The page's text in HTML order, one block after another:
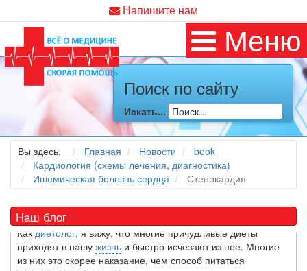
Напишите нам
Меню
Поиск по сайту
Искать...
Вы здесь: Главная Новости
book
Кардиология (схемы лечения, диагностика)
Ишемическая болезнь сердца
Стенокардия
Наш блог
Как я заболел во время локдауна?
Это странная ситуация: вы соблюдали все меры
предосторожности COVID-19 (вы почти все время дома),
но, тем не менее, вы каким-то образом простудились. Вы
можете задаться...
5 причин обратить внимание на средиземноморскую диету
Какдиетолог, я вижу, что многие причудливые диеты
приходят в нашужизньи быстро исчезают из нее. Многие
из них это скорее наказание, чем способ питаться
правильно и влиять на...